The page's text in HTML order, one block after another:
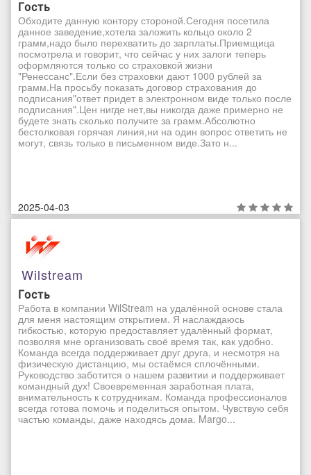
Гость
Обходите данную контору стороной.Сегодня посетила
данное заведение,хотела заложить кольцо около 2
грамм,надо было перехватить до зарплаты.Приемщица
посмотрела и говорит, что сейчас у них залоги теперь
оформляются только со страховкой жизни
"Ренессанс".Если без страховки дают 1000 рублей за
грамм.На просьбу показать договор страхования до
подписания"ответ придет в электронном виде только после
подписания".Цен нигде нет,вы никогда даже примерно не
будете знать сколько получите за грамм.Абсолютно
бестолковая горячая линия,ни на один вопрос ответить не
могут, связь только в письменном виде.Зато н...
2025-04-03
Wilstream
Гость
Работа в компании WilStream на удалённой основе стала
для меня настоящим открытием. Я наслаждаюсь
гибкостью, которую предоставляет удалённый формат,
позволяя мне организовать своё время так, как удобно.
Команда всегда поддерживает друг друга, и несмотря на
физическую дистанцию, мы остаёмся сплочёнными.
Руководство заботится о нашем развитии и поддерживает
командный дух! Своевременная заработная плата,
внимательность к сотрудникам. Команда профессионалов
всегда готова помочь и поделиться опытом. Чувствую себя
частью команды, даже находясь дома. Margo...